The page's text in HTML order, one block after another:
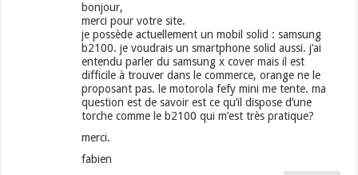
bonjour,
merci pour votre site.
je possède actuellement un mobil solid : samsung
b2100. je voudrais un smartphone solid aussi. j’ai
entendu parler du samsung x cover mais il est
difficile à trouver dans le commerce, orange ne le
proposant pas. le motorola fefy mini me tente. ma
question est de savoir est ce qu’il dispose d’une
torche comme le b2100 qui m’est très pratique?
merci.
fabien